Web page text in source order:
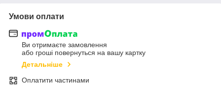
Умови оплати
Ви отримаєте замовлення
або гроші повернуться на вашу картку
Детальніше
Оплатити частинами